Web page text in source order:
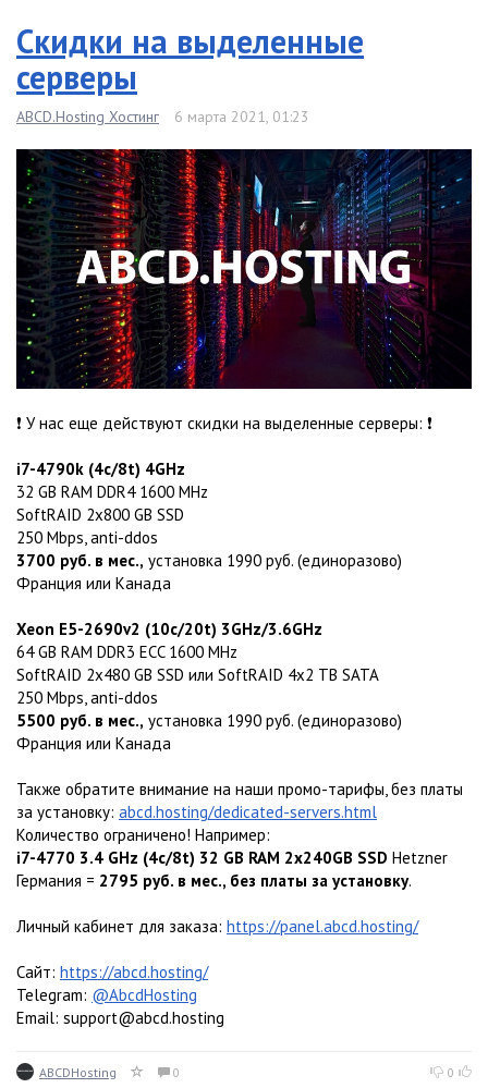
Скидки на выделенные
серверы
ABCD.Hosting Хостинг 6 марта 2021, 01:23
❗ У нас еще действуют скидки на выделенные серверы: ❗
i7-4790k (4c/8t) 4GHz
32 GB RAM DDR4 1600 MHz
SoftRAID 2x800 GB SSD
250 Mbps, anti-ddos
3700 руб. в мес., установка 1990 руб. (единоразово)
Франция или Канада
Xeon E5-2690v2 (10c/20t) 3GHz/3.6GHz
64 GB RAM DDR3 ECC 1600 MHz
SoftRAID 2x480 GB SSD или SoftRAID 4x2 TB SATA
250 Mbps, anti-ddos
5500 руб. в мес., установка 1990 руб. (единоразово)
Франция или Канада
Также обратите внимание на наши промо-тарифы, без платы
за установку: abcd.hosting/dedicated-servers.html
Количество ограничено! Например:
i7-4770 3.4 GHz (4c/8t) 32 GB RAM 2x240GB SSD Hetzner
Германия = 2795 руб. в мес., без платы за установку.
Личный кабинет для заказа: https://panel.abcd.hosting/
Сайт: https://abcd.hosting/
Telegram: @AbcdHosting
Email: support@abcd.hosting
ABCDHosting 0 0